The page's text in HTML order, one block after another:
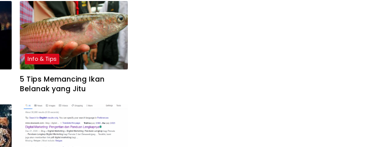
Info & Tips
5 Tips Memancing Ikan
Belanak yang Jitu